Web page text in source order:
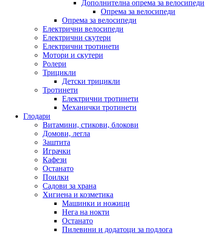
Дополнителна опрема за велосипеди
Опрема за велосипеди
Опрема за велосипеди
Електрични велосипеди
Електрични скутери
Електрични тротинети
Мотори и скутери
Ролери
Трицикли
Детски трицикли
Тротинети
Електрични тротинети
Механички тротинети
Глодари
Витамини, стикови, блокови
Домови, легла
Заштита
Играчки
Кафези
Останато
Поилки
Садови за храна
Хигиена и козметика
Машинки и ножици
Нега на нокти
Останато
Пилевини и додатоци за подлога